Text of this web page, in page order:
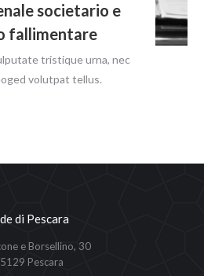
societario e
fallimentare
tristique urna, nec
volutpat tellus.
di Pescara
e Borsellino, 30
Pescara